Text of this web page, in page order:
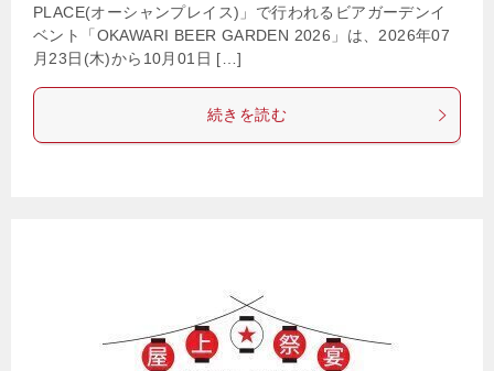
PLACE(オーシャンプレイス)」で行われるビアガーデンイ
ベント「OKAWARI BEER GARDEN 2026」は、2026年07
月23日(木)から10月01日 […]
続きを読む